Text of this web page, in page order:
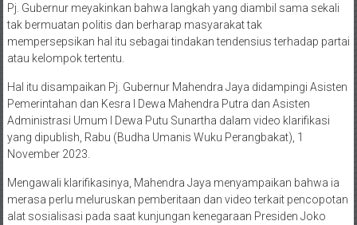
Pj. Gubernur meyakinkan bahwa langkah yang diambil sama sekali
tak bermuatan politis dan berharap masyarakat tak
mempersepsikan hal itu sebagai tindakan tendensius terhadap partai
atau kelompok tertentu.
Hal itu disampaikan Pj. Gubernur Mahendra Jaya didampingi Asisten
Pemerintahan dan Kesra I Dewa Mahendra Putra dan Asisten
Administrasi Umum I Dewa Putu Sunartha dalam video klarifikasi
yang dipublish, Rabu (Budha Umanis Wuku Perangbakat), 1
November 2023.
Mengawali klarifikasinya, Mahendra Jaya menyampaikan bahwa ia
merasa perlu meluruskan pemberitaan dan video terkait pencopotan
alat sosialisasi pada saat kunjungan kenegaraan Presiden Joko